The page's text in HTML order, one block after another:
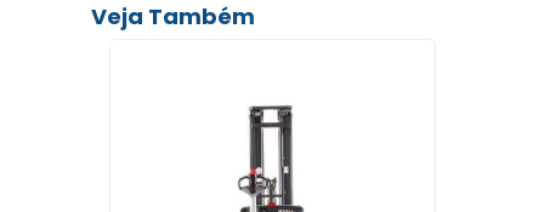
Veja Também